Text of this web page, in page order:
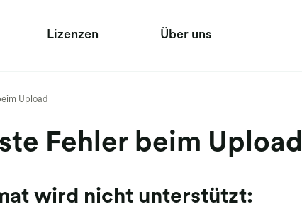
Lizenzen Über uns
Upload
Fehler beim Upload
wird nicht unterstützt: